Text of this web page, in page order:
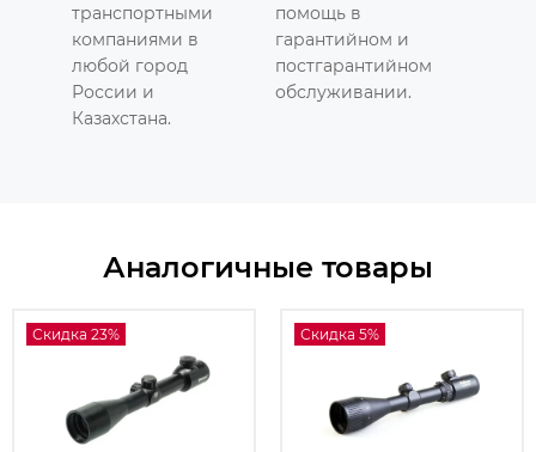
транспортными
компаниями в
любой город
России и
Казахстана.
помощь в
гарантийном и
постгарантийном
обслуживании.
Аналогичные товары
Скидка 23% Скидка 5%